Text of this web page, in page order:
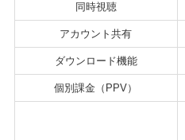
同時視聴
アカウント共有
ダウンロード機能
個別課金（PPV）